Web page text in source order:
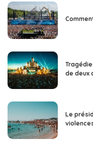
de deux
Le